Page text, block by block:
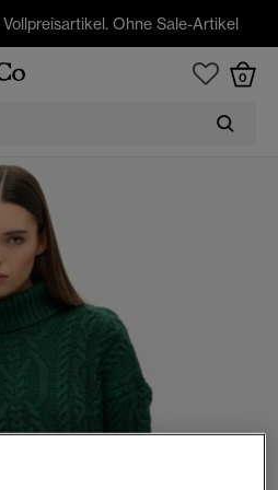
Ohne Sale-Artikel
0